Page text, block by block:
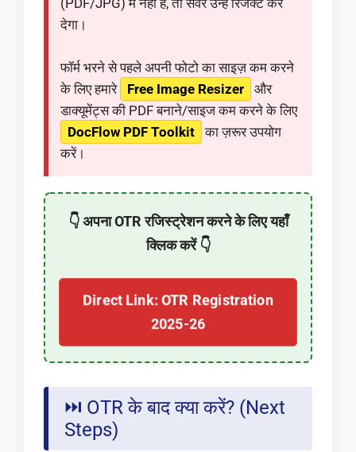
(PDF/JPG) में नहीं हैं, तो सर्वर उन्हें रिजेक्ट कर
देगा।
फॉर्म भरने से पहले अपनी फोटो का साइज़ कम करने
के लिए हमारे
Free Image Resizer
और
डाक्यूमेंट्स की PDF बनाने/साइज कम करने के लिए
DocFlow PDF Toolkit का ज़रूर उपयोग
करें।
👇 अपना OTR रजिस्ट्रेशन करने के लिए यहाँ
क्लिक करें 👇
Direct Link: OTR Registration
2025-26
⏭️ OTR के बाद क्या करें? (Next
Steps)